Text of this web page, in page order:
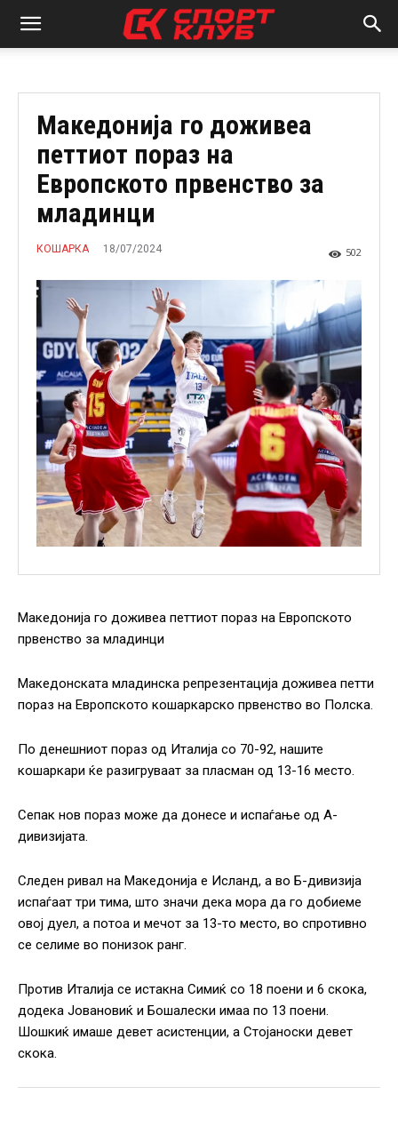
Македонија го доживеа
петтиот пораз на
Европското првенство за
младинци
КОШАРКА 18/07/2024 502
Македонија го доживеа петтиот пораз на Европското
првенство за младинци
Македонската младинска репрезентација доживеа петти
пораз на Европското кошаркарско првенство во Полска.
По денешниот пораз од Италија со 70-92, нашите
кошаркари ќе разигруваат за пласман од 13-16 место.
Сепак нов пораз може да донесе и испаѓање од А-
дивизијата.
Следен ривал на Македонија е Исланд, а во Б-дивизија
испаѓаат три тима, што значи дека мора да го добиеме
овој дуел, а потоа и мечот за 13-то место, во спротивно
се селиме во понизок ранг.
Против Италија се истакна Симиќ со 18 поени и 6 скока,
додека Јовановиќ и Бошалески имаа по 13 поени.
Шошкиќ имаше девет асистенции, а Стојаноски девет
скока.